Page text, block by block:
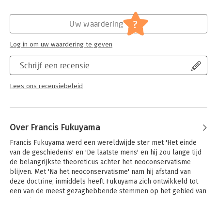
Hoofdrubriek: Mens en maatschappij
Schrijf een recensie
Lees ons recensiebeleid
Uw waardering ?
Log in om uw waardering te geven
Over Francis Fukuyama
Francis Fukuyama werd een wereldwijde ster met 'Het einde
van de geschiedenis' en 'De laatste mens' en hij zou lange tijd
de belangrijkste theoreticus achter het neoconservatisme
blijven. Met 'Na het neoconservatisme' nam hij afstand van
deze doctrine; inmiddels heeft Fukuyama zich ontwikkeld tot
een van de meest gezaghebbende stemmen op het gebied van